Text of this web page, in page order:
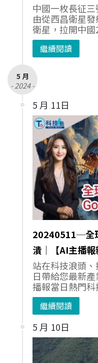
中國一枚長征
由從西昌衛星發
衛星，拉開中國
繼續閱讀
5 月
- 2024 -
5 月 11日
20240511─全
潰｜【AI主播報
站在科技浪頭
日帶給您最新
播報當日熱門科
繼續閱讀
5 月 10日